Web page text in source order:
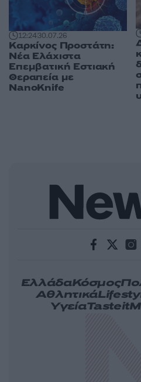
12:2430.07.26
Καρκίνος Προστάτη:
Νέα Ελάχιστα
Επεμβατική Εστιακή
Θεραπεία με
NanoKnife
ΕλλάδαΚόσμος
Αθλητικά
ΥγείαTasteit